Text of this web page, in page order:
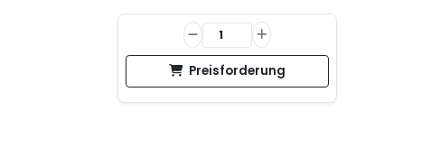
Preisforderung